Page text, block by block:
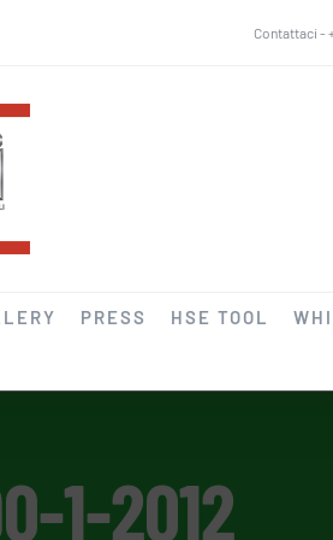
Contattaci -
PRESS HSE TOOL
1-2012